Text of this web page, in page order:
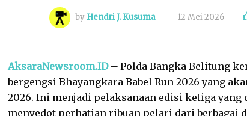
by Hendri J. Kusuma 12 Mei 2026
AksaraNewsroom.ID– Polda Bangka Belitung
bergengsi Bhayangkara Babel Run 2026 yang
2026. Ini menjadi pelaksanaan edisi ketiga
menyedot perhatian ribuan pelari dari berbagai